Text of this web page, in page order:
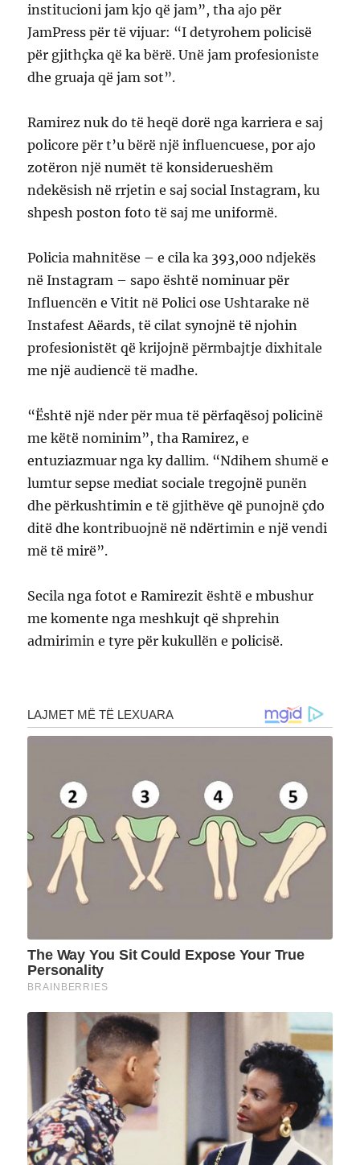
institucioni jam kjo që jam”, tha ajo për
JamPress për të vijuar: “I detyrohem policisë
për gjithçka që ka bërë. Unë jam profesioniste
dhe gruaja që jam sot”.
Ramirez nuk do të heqë dorë nga karriera e saj
policore për t’u bërë një influencuese, por ajo
zotëron një numët të konsiderueshëm
ndekësish në rrjetin e saj social Instagram, ku
shpesh poston foto të saj me uniformë.
Policia mahnitëse – e cila ka 393,000 ndjekës
në Instagram – sapo është nominuar për
Influencën e Vitit në Polici ose Ushtarake në
Instafest Aëards, të cilat synojnë të njohin
profesionistët që krijojnë përmbajtje dixhitale
me një audiencë të madhe.
“Është një nder për mua të përfaqësoj policinë
me këtë nominim”, tha Ramirez, e
entuziazmuar nga ky dallim. “Ndihem shumë e
lumtur sepse mediat sociale tregojnë punën
dhe përkushtimin e të gjithëve që punojnë çdo
ditë dhe kontribuojnë në ndërtimin e një vendi
më të mirë”.
Secila nga fotot e Ramirezit është e mbushur
me komente nga meshkujt që shprehin
admirimin e tyre për kukullën e policisë.